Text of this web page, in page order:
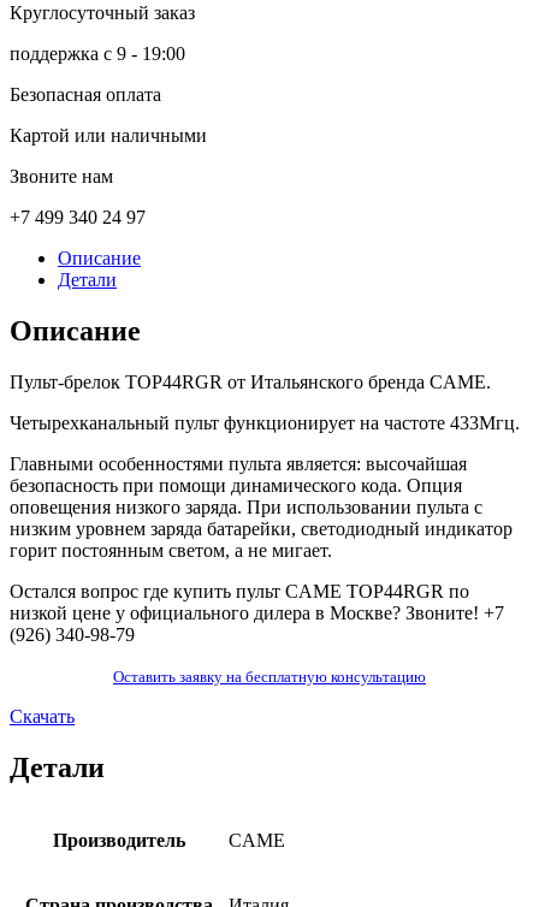
Круглосуточный заказ
поддержка с 9 - 19:00
Безопасная оплата
Картой или наличными
Звоните нам
+7 499 340 24 97
Описание
Детали
Описание
Пульт-брелок TOP44RGR от Итальянского бренда CAME.
Четырехканальный пульт функционирует на частоте 433Мгц.
Главными особенностями пульта является: высочайшая
безопасность при помощи динамического кода. Опция
оповещения низкого заряда. При использовании пульта с
низким уровнем заряда батарейки, светодиодный индикатор
горит постоянным светом, а не мигает.
Остался вопрос где купить пульт CAME TOP44RGR по
низкой цене у официального дилера в Москве? Звоните! +7
(926) 340-98-79
Оставить заявку на бесплатную консультацию
Скачать
Детали
Производитель CAME